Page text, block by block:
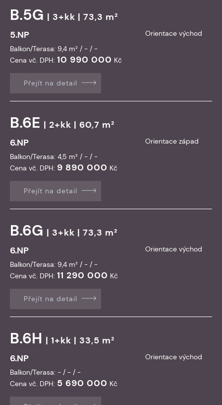
B.5G | 3+kk | 73,3 m²
5.NP
Orientace východ
Balkon/Terasa: 9,4 m² / - / -
Cena vč. DPH: 10 990 000 Kč
Přejít na detail
B.6E | 2+kk | 60,7 m²
6.NP
Orientace západ
Balkon/Terasa: 4,5 m² / - / -
Cena vč. DPH: 9 890 000 Kč
Přejít na detail
B.6G | 3+kk | 73,3 m²
6.NP
Orientace východ
Balkon/Terasa: 9,4 m² / - / -
Cena vč. DPH: 11 290 000 Kč
Přejít na detail
B.6H | 1+kk | 33,5 m²
6.NP
Orientace východ
Balkon/Terasa: - / - / -
Cena vč. DPH: 5 690 000 Kč